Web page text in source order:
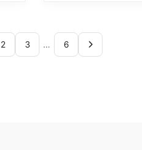
2 3 … 6